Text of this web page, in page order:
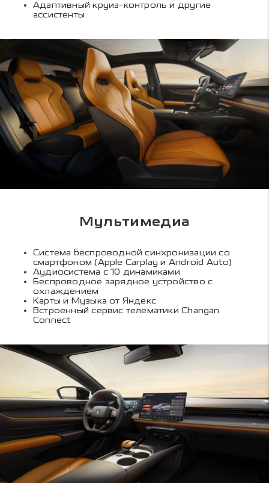
Адаптивный круиз-контроль и другие
ассистенты
Мультимедиа
Система беспроводной синхронизации со
смартфоном (Apple Carplay и Android Auto)
Аудиосистема с 10 динамиками
Беспроводное зарядное устройство с
охлаждением
Карты и Музыка от Яндекс
Встроенный сервис телематики Changan
Connect